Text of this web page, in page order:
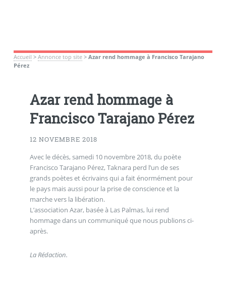
Accueil > Annonce top site> Azar rend hommage à Francisco Tarajano
Pérez
Azar rend hommage à
Francisco Tarajano Pérez
12 NOVEMBRE 2018
Avec le décès, samedi 10 novembre 2018, du poète
Francisco Tarajano Pérez, Taknara perd l’un de ses
grands poètes et écrivains qui a fait énormément pour
le pays mais aussi pour la prise de conscience et la
marche vers la libération.
L’association Azar, basée à Las Palmas, lui rend
hommage dans un communiqué que nous publions ci-
après.
La Rédaction.